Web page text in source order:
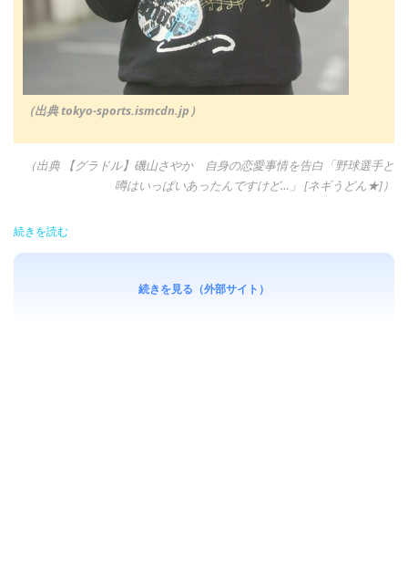
（出典 tokyo-sports.ismcdn.jp）
（出典 【グラドル】磯山さやか 自身の恋愛事情を告白「野球選手と
噂はいっぱいあったんですけど…」 [ネギうどん★]）
続きを読む
続きを見る（外部サイト）